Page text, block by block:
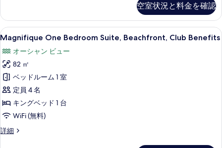
キ
ン
グ
ベ
ッ
ド
1
台
ビ
ー
ア
リ
ー
ー
ム
キ
ン
グ
ベ
ッ
ド
台
空室状況と料金を確認
Magnifique
One
Bedroom
Suite,
Beachfront,
Club
Benefits
の
す
べ
Magnifique One Bedroom Suite,
6
Magnifique One Bedroom Suite, Beachfront, Club Benefits
オーシャン ビュー
82 ㎡
ベッドルーム 1 室
定員 4 名
キングベッド 1 台
WiFi (無料)
詳細
Magnifique